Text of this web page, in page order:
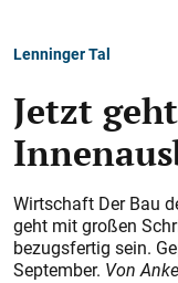
Lenninger Tal
Jetzt
Wirtschaft Der Bau
geht mit großen
bezugsfertig sein.
September. Von